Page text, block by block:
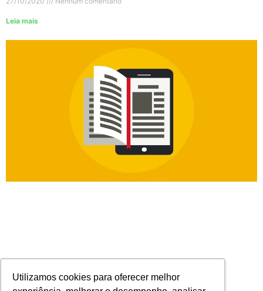
Utilizamos cookies para oferecer melhor
Leia mais